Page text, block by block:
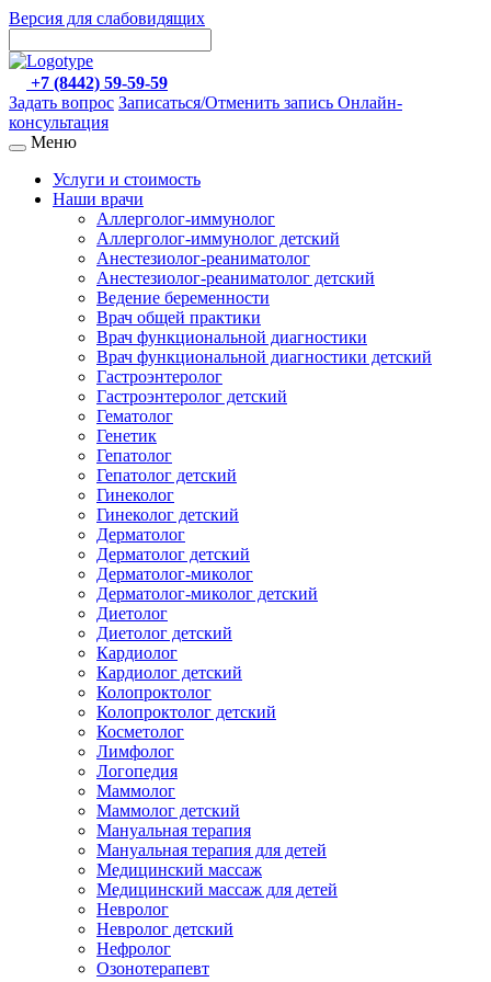
Версия для слабовидящих
+7 (8442) 59-59-59
Задать вопрос Записаться/Отменить запись Онлайн-
консультация
Меню
Услуги и стоимость
Наши врачи
Аллерголог-иммунолог
Аллерголог-иммунолог детский
Анестезиолог-реаниматолог
Анестезиолог-реаниматолог детский
Ведение беременности
Врач общей практики
Врач функциональной диагностики
Врач функциональной диагностики детский
Гастроэнтеролог
Гастроэнтеролог детский
Гематолог
Генетик
Гепатолог
Гепатолог детский
Гинеколог
Гинеколог детский
Дерматолог
Дерматолог детский
Дерматолог-миколог
Дерматолог-миколог детский
Диетолог
Диетолог детский
Кардиолог
Кардиолог детский
Колопроктолог
Колопроктолог детский
Косметолог
Лимфолог
Логопедия
Маммолог
Маммолог детский
Мануальная терапия
Мануальная терапия для детей
Медицинский массаж
Медицинский массаж для детей
Невролог
Невролог детский
Нефролог
Озонотерапевт